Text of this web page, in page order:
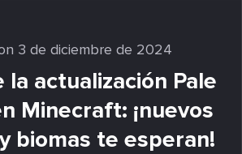
3 de diciembre de 2024
la actualización Pale
Minecraft: ¡nuevos
biomas te esperan!